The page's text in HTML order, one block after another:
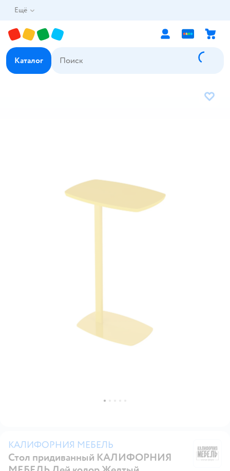
Ещё
Каталог
В
КАЛИФОРНИЯ МЕБЕЛЬ
Стол придиванный КАЛИФОРНИЯ